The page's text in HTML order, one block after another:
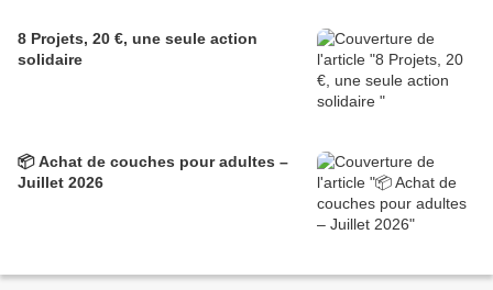
8 Projets, 20 €, une seule action
solidaire
📦 Achat de couches pour adultes –
Juillet 2026